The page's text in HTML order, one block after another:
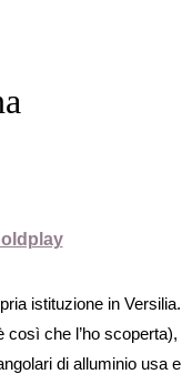
istituzione in Versilia.
che l’ho scoperta),
di alluminio usa e